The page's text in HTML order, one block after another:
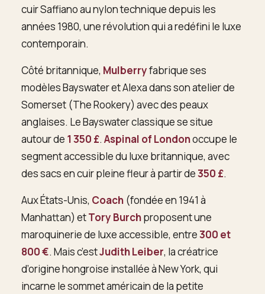
cuir Saffiano au nylon technique depuis les
années 1980, une révolution qui a redéfini le luxe
contemporain.
Côté britannique, Mulberryfabrique ses
modèles Bayswater et Alexa dans son atelier de
Somerset (The Rookery) avec des peaux
anglaises. Le Bayswater classique se situe
autour de 1 350 £. Aspinal of Londonoccupe le
segment accessible du luxe britannique, avec
des sacs en cuir pleine fleur à partir de350 £.
Aux États-Unis, Coach (fondée en 1941 à
Manhattan) etTory Burchproposent une
maroquinerie de luxe accessible, entre300 et
800 €. Mais c’estJudith Leiber, la créatrice
d’origine hongroise installée à New York, qui
incarne le sommet américain de la petite